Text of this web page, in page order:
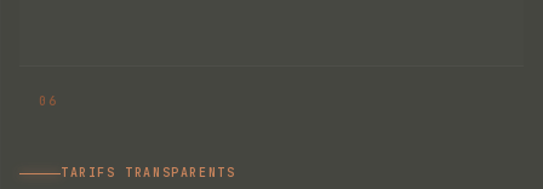
TARIFS TRANSPARENTS